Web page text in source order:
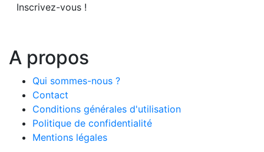
Inscrivez-vous !
A propos
Qui sommes-nous ?
Contact
Conditions générales d'utilisation
Politique de confidentialité
Mentions légales